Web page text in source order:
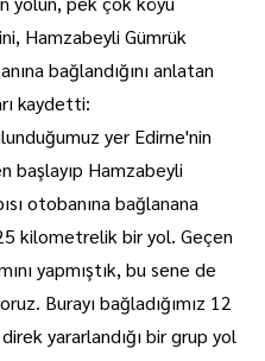
Hamzabeyli Gümrük
bağlandığını anlatan
kaydetti:
yer Edirne'nin
başlayıp Hamzabeyli
otobanına bağlanana
kilometrelik bir yol. Geçen
yapmıştık, bu sene de
Burayı bağladığımız 12
yararlandığı bir grup yol